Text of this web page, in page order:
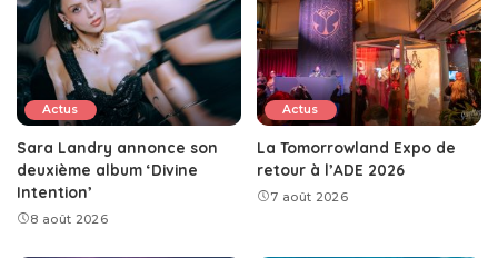
Actus
Sara Landry annonce son
deuxième album ‘Divine
Intention’
8 août 2026
Actus
La Tomorrowland Expo de
retour à l’ADE 2026
7 août 2026